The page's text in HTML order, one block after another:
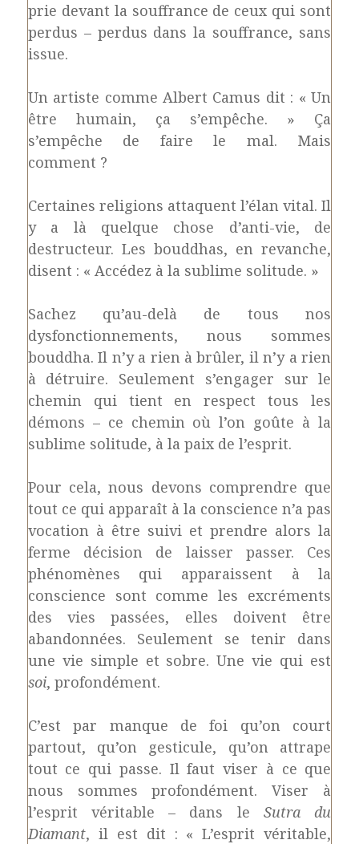
prie devant la souffrance de ceux qui sont
perdus – perdus dans la souffrance, sans
issue.
Un artiste comme Albert Camus dit : « Un
être humain, ça s’empêche. » Ça
s’empêche de faire le mal. Mais
comment ?
Certaines religions attaquent l’élan vital. Il
y a là quelque chose d’anti-vie, de
destructeur. Les bouddhas, en revanche,
disent : « Accédez à la sublime solitude. »
Sachez qu’au-delà de tous nos
dysfonctionnements, nous sommes
bouddha. Il n’y a rien à brûler, il n’y a rien
à détruire. Seulement s’engager sur le
chemin qui tient en respect tous les
démons – ce chemin où l’on goûte à la
sublime solitude, à la paix de l’esprit.
Pour cela, nous devons comprendre que
tout ce qui apparaît à la conscience n’a pas
vocation à être suivi et prendre alors la
ferme décision de laisser passer. Ces
phénomènes qui apparaissent à la
conscience sont comme les excréments
des vies passées, elles doivent être
abandonnées. Seulement se tenir dans
une vie simple et sobre. Une vie qui est
soi, profondément.
C’est par manque de foi qu’on court
partout, qu’on gesticule, qu’on attrape
tout ce qui passe. Il faut viser à ce que
nous sommes profondément. Viser à
l’esprit véritable – dans leSutra du
Diamant, il est dit : « L’esprit véritable,